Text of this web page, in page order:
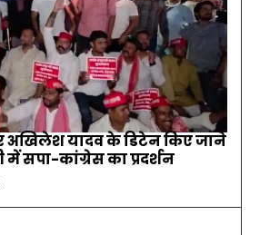
अखिलेश यादव के डिटेन किए जाने
में सपा-कांग्रेस का प्रदर्शन